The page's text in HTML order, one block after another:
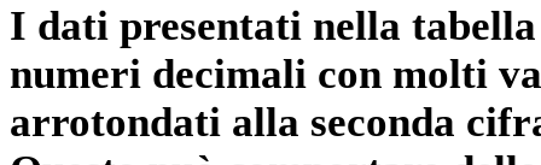
I dati presentati nella
numeri decimali con molti
arrotondati alla seconda